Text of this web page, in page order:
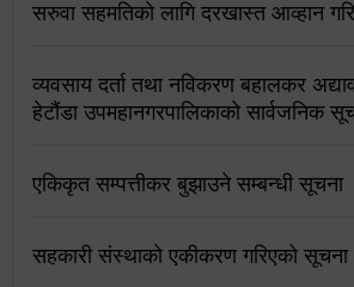
सरुवा सहमतिको लागि दरखास्त आव्हान
व्यवसाय दर्ता तथा नविकरण बहालकर
हेटौंडा उपमहानगरपालिकाको सार्वजनिक
एकिकृत सम्पत्तीकर बुझाउने सम्बन्धी सूचना
सहकारी संस्थाको एकीकरण गरिएको सूचना